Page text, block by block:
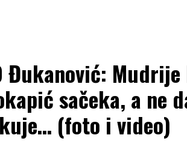
Đukanović:
sačeka, a ne
(foto i video)